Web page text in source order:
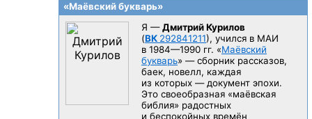
«Маёвский букварь»
Я —Дмитрий Курилов
(ВК 292841211), учился в МАИ
в 1984—1990 гг. «Маёвский
букварь» — сборник рассказов,
баек, новелл, каждая
из которых — документ эпохи.
Это своеобразная «маёвская
библия» радостных
и беспокойных времён